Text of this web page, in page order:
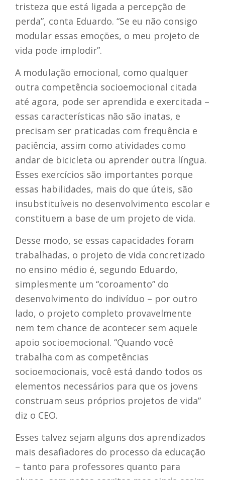
tristeza que está ligada a percepção de
perda”, conta Eduardo. “Se eu não consigo
modular essas emoções, o meu projeto de
vida pode implodir”.
A modulação emocional, como qualquer
outra competência socioemocional citada
até agora, pode ser aprendida e exercitada –
essas características não são inatas, e
precisam ser praticadas com frequência e
paciência, assim como atividades como
andar de bicicleta ou aprender outra língua.
Esses exercícios são importantes porque
essas habilidades, mais do que úteis, são
insubstituíveis no desenvolvimento escolar e
constituem a base de um projeto de vida.
Desse modo, se essas capacidades foram
trabalhadas, o projeto de vida concretizado
no ensino médio é, segundo Eduardo,
simplesmente um “coroamento” do
desenvolvimento do indivíduo – por outro
lado, o projeto completo provavelmente
nem tem chance de acontecer sem aquele
apoio socioemocional. “Quando você
trabalha com as competências
socioemocionais, você está dando todos os
elementos necessários para que os jovens
construam seus próprios projetos de vida”
diz o CEO.
Esses talvez sejam alguns dos aprendizados
mais desafiadores do processo da educação
– tanto para professores quanto para